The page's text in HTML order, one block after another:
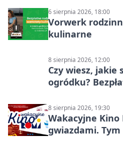
6 sierpnia 2026, 18:00
Vorwerk
kulinarne
8 sierpnia 2026, 12:00
Czy wiesz, jakie
ogródku?
8 sierpnia 2026, 19:30
Wakacyjne Kino
gwiazdami.